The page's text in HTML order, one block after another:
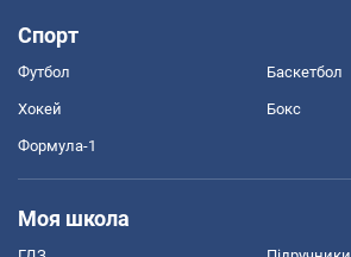
Спорт
Футбол Баскетбол
Хокей Бокс
Формула-1
Моя школа